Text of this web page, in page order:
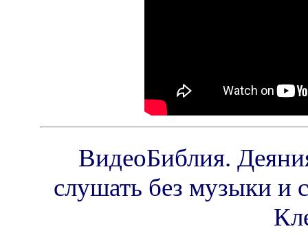
ВидеоБиблия.
слушать без музыки и